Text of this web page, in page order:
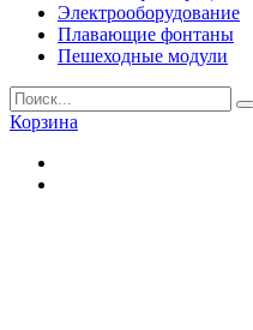
Электрооборудование
Плавающие фонтаны
Пешеходные модули
Корзина